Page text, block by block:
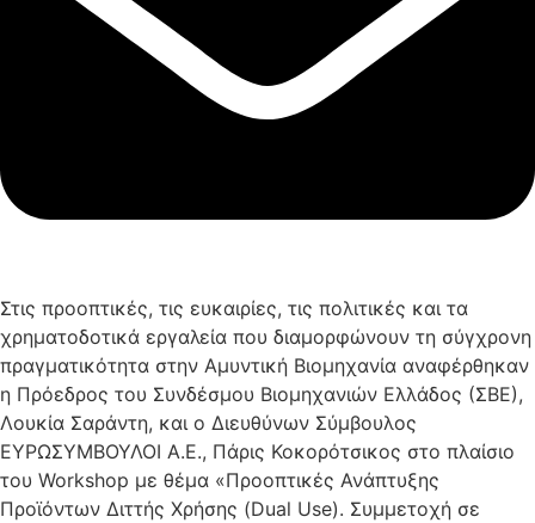
Στις προοπτικές, τις ευκαιρίες, τις πολιτικές και τα
χρηματοδοτικά εργαλεία που διαμορφώνουν τη σύγχρονη
πραγματικότητα στην Αμυντική Βιομηχανία αναφέρθηκαν
η Πρόεδρος του Συνδέσμου Βιομηχανιών Ελλάδος (ΣΒΕ),
Λουκία Σαράντη, και ο Διευθύνων Σύμβουλος
ΕΥΡΩΣΥΜΒΟΥΛΟΙ Α.Ε., Πάρις Κοκορότσικος στο πλαίσιο
του Workshop με θέμα «Προοπτικές Ανάπτυξης
Προϊόντων Διττής Χρήσης (Dual Use). Συμμετοχή σε